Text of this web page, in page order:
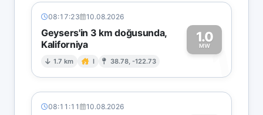
08:17:23 10.08.2026
Geysers'in 3 km doğusunda,
Kaliforniya
1.7 km I 38.78, -122.73
1.0
MW1
08:11:11 10.08.2026